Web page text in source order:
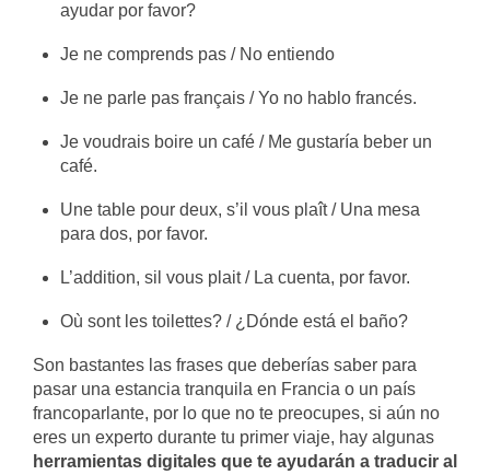
ayudar por favor?
Je ne comprends pas / No entiendo
Je ne parle pas français / Yo no hablo francés.
Je voudrais boire un café / Me gustaría beber un
café.
Une table pour deux, s’il vous plaît / Una mesa
para dos, por favor.
L’addition, sil vous plait / La cuenta, por favor.
Où sont les toilettes? / ¿Dónde está el baño?
Son bastantes las frases que deberías saber para
pasar una estancia tranquila en Francia o un país
francoparlante, por lo que no te preocupes, si aún no
eres un experto durante tu primer viaje, hay algunas
herramientas digitales que te ayudarán a traducir al